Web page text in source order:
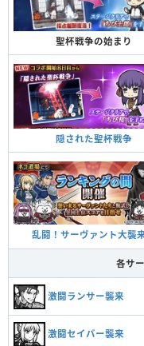
聖杯戦争の始まり
隠された聖杯戦争
乱闘！サーヴァント大襲
各サ
激闘ランサー襲来
激闘セイバー襲来